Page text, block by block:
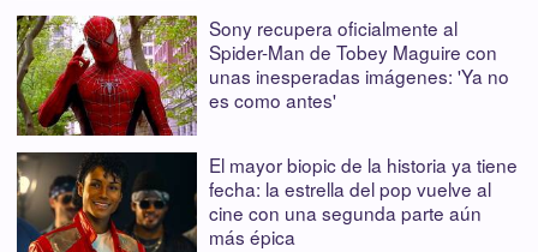
Sony recupera oficialmente al
Spider-Man de Tobey Maguire con
unas inesperadas imágenes: 'Ya no
es como antes'
El mayor biopic de la historia ya tiene
fecha: la estrella del pop vuelve al
cine con una segunda parte aún
más épica